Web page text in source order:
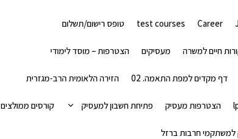
Career
test courses טופס רישום/תשלום
חיים למשרה מעסיקים הצטרפות – מוסד לימודי
דף מקדים למפת התאמה. 02 הזירה הלאומית הרב-מגזרית
הצטרפות מעסיק פתיחת חשבון למעסיק קורסים ממולצים
למשתקמי חרבות ברזל